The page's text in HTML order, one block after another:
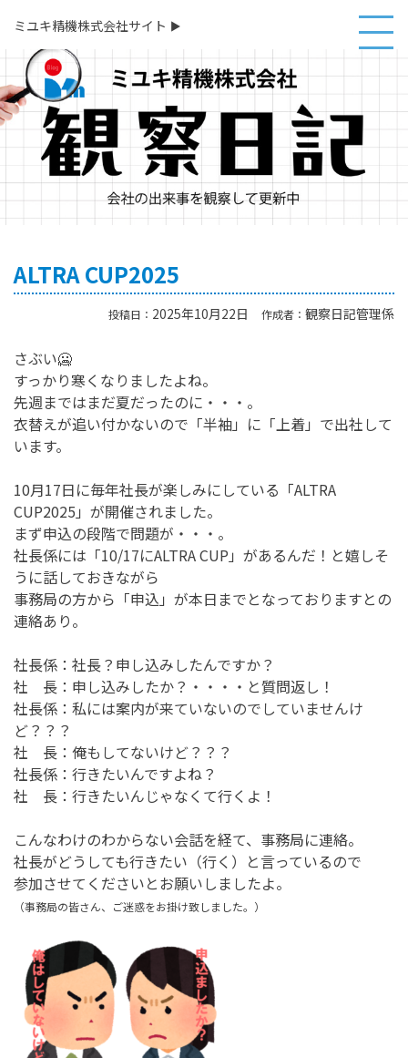
ミユキ精機株式会社サイト ▲
ALTRA CUP2025
投稿日： 2025年10月22日 作成者： 観察日記管理係
さぶい🥶
すっかり寒くなりましたよね。
先週まではまだ夏だったのに・・・。
衣替えが追い付かないので「半袖」に「上着」で出社して
います。
10月17日に毎年社長が楽しみにしている「ALTRA
CUP2025」が開催されました。
まず申込の段階で問題が・・・。
社長係には「10/17にALTRA CUP」があるんだ！と嬉しそ
うに話しておきながら
事務局の方から「申込」が本日までとなっておりますとの
連絡あり。
社長係：社長？申し込みしたんですか？
社 長：申し込みしたか？・・・・と質問返し！
社長係：私には案内が来ていないのでしていませんけ
ど？？？
社 長：俺もしてないけど？？？
社長係：行きたいんですよね？
社 長：行きたいんじゃなくて行くよ！
こんなわけのわからない会話を経て、事務局に連絡。
社長がどうしても行きたい（行く）と言っているので
参加させてくださいとお願いしましたよ。
（事務局の皆さん、ご迷惑をお掛け致しました。）